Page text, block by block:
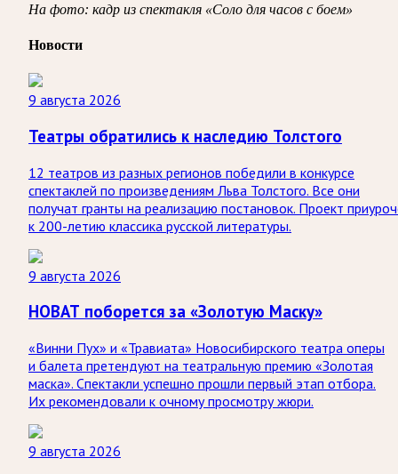
На фото: кадр из спектакля «Соло для часов с боем»
Новости
9 августа 2026
Театры обратились к наследию Толстого
12 театров из разных регионов победили в конкурсе
спектаклей по произведениям Льва Толстого. Все они
получат гранты на реализацию постановок. Проект
к 200-летию классика русской литературы.
9 августа 2026
НОВАТ поборется за «Золотую Маску»
«Винни Пух» и «Травиата» Новосибирского театра оперы
и балета претендуют на театральную премию «Золотая
маска». Спектакли успешно прошли первый этап отбора.
Их рекомендовали к очному просмотру жюри.
9 августа 2026